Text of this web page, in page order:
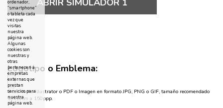
ABRIR SIMULADOR 1
Logotipo o Emblema:
Documento Illustrator o PDF o Imagen en formato JPG, PNG o GIF, tamaño recomendado
10x10cm a 150ppp.
ordenador,
“smartphone”
o tableta cada
vez que
visitas
nuestra
página web.
Algunas
cookies son
nuestras y
otras
pertenecen a
empresas
externas que
prestan
servicios para
nuestra
página web.